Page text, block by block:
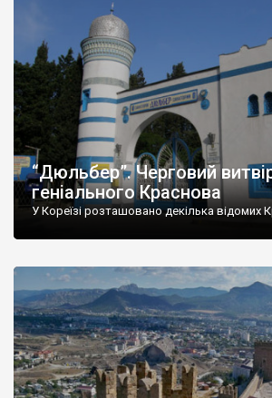
“Дюльбер”. Черговий
геніального Краснова
У Кореїзі розташовано декілька відомих